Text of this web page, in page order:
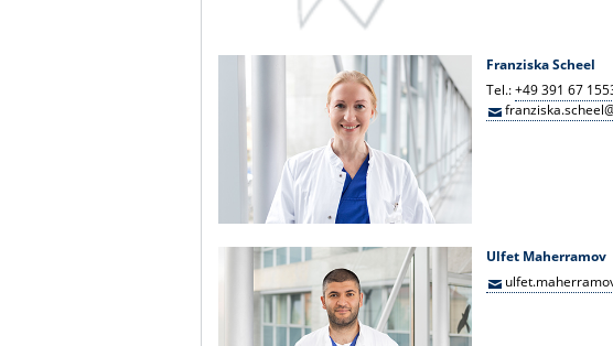
Franziska Scheel
Tel.:+49 391 67
Ulfet Maherramov